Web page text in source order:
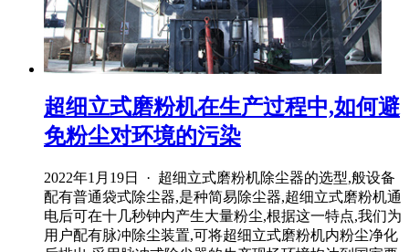
超细立式磨粉机在生产过程中,如何避
免粉尘对环境的污染
2022年1月19日 · 超细立式磨粉机除尘器的选型,般设备
配有普通袋式除尘器,是种简易除尘器,超细立式磨粉机通
电后可在十几秒钟内产生大量粉尘,根据这一特点,我们为
用户配有脉冲除尘装置,可将超细立式磨粉机内粉尘净化